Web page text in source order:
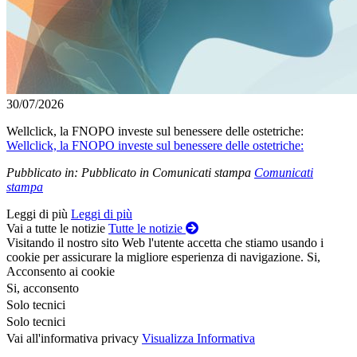
30/07/2026
Wellclick, la FNOPO investe sul benessere delle ostetriche:
Wellclick, la FNOPO investe sul benessere delle ostetriche:
Pubblicato in: Pubblicato in Comunicati stampa Comunicati
stampa
Leggi di più Leggi di più
Vai a tutte le notizie Tutte le notizie
Visitando il nostro sito Web l'utente accetta che stiamo usando i
cookie per assicurare la migliore esperienza di navigazione. Si,
Acconsento ai cookie
Si, acconsento
Solo tecnici
Solo tecnici
Vai all'informativa privacy Visualizza Informativa